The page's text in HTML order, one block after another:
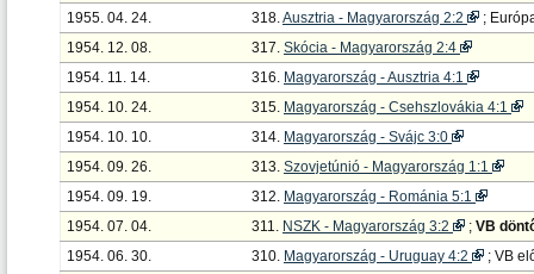
1955. 04. 24.
318.Ausztria - Magyarország 2:2
;
1954. 12. 08.
317. Skócia - Magyarország 2:4
1954. 11. 14.
316. Magyarország - Ausztria 4:1
1954. 10. 24.
315. Magyarország - Csehszlovákia 4:1
1954. 10. 10.
314. Magyarország - Svájc 3:0
1954. 09. 26.
313. Szovjetúnió - Magyarország 1:1
1954. 09. 19.
312. Magyarország - Románia 5:1
1954. 07. 04.
311. NSZK - Magyarország 3:2 ; VB
1954. 06. 30.
310. Magyarország - Uruguay 4:2
; VB